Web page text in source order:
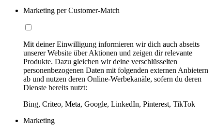
Marketing per Customer-Match
Mit deiner Einwilligung informieren wir dich auch abseits
unserer Website über Aktionen und zeigen dir relevante
Produkte. Dazu gleichen wir deine verschlüsselten
personenbezogenen Daten mit folgenden externen Anbietern
ab und nutzen deren Online-Werbekanäle, sofern du deren
Dienste bereits nutzt:
Bing, Criteo, Meta, Google, LinkedIn, Pinterest, TikTok
Marketing